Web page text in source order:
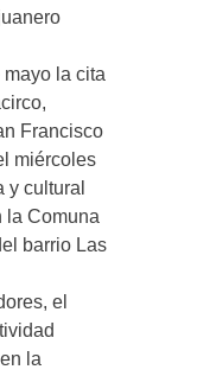
la cita
Francisco
miércoles
y cultural
la Comuna
barrio Las
el
la